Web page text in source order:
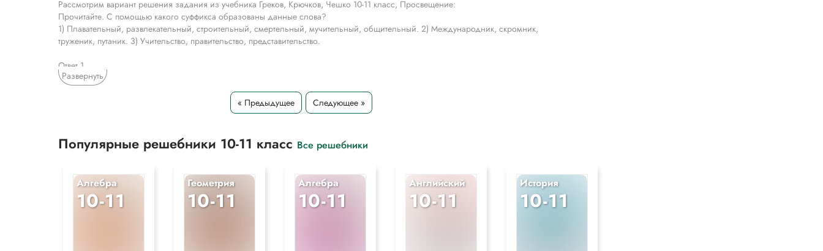
Рассмотрим вариант решения задания из учебника Греков, Крючков, Чешко 10-11 класс, Просвещение:
Прочитайте. С помощью какого суффикса образованы данные слова?
1) Плавательный, развлекательный, строительный, смертельный, мучительный, общительный. 2) Международник, скромник,
труженик, путаник. 3) Учительство, правительство, представительство.
Ответ 1
Суффикс "-ательн-" образовал следующие слова:
Мучительный
Общительный
Международник
Скромник
Труженик
Путаник
Развернуть
« Предыдущее Следующее »
Популярные решебники 10-11 класс Все решебники
Алгебра
10-11
Геометрия
10-11
Алгебра
10-11
Английский
10-11
История
10-11